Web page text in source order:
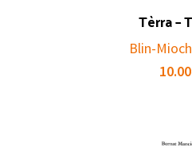
Tèrra –
Blin-
10.00